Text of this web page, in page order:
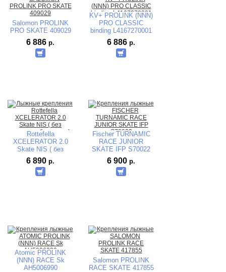
Salomon PROLINK
PRO SKATE 409029
6 886 р.
KV+ PROLINK (NNN)
PRO CLASSIC
binding L4167270001
6 886 р.
Rottefella
XCELERATOR 2.0
Skate NIS ( без
упаковки, без
ключа)10200329
6 890 р.
Fischer TURNAMIC
RACE JUNIOR
SKATE IFP S70022
6 900 р.
Atomic PROLINK
(NNN) RACE Sk
AH5006990
Salomon PROLINK
RACE SKATE 417855